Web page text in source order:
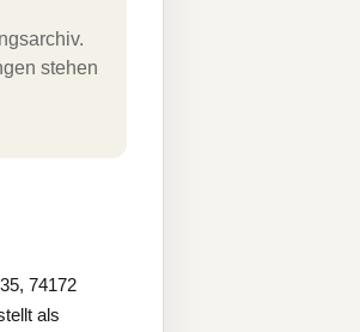
stehen
74172
als